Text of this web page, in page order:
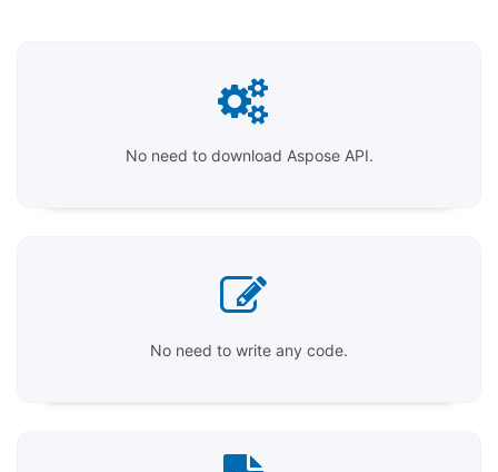
No need to download Aspose API.
No need to write any code.